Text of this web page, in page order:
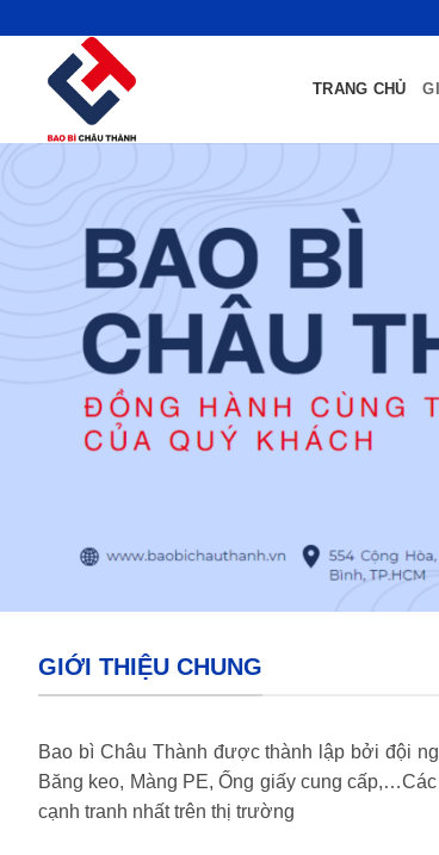
TRANG CHỦ
GIỚI THIỆU CHUNG
Bao bì Châu Thành được thành lập bởi đội
Băng keo, Màng PE, Ống giấy cung
cạnh tranh nhất trên thị trường